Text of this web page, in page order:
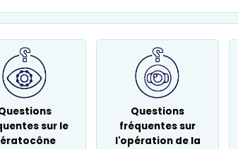
sur le
Questions
fréquentes sur
l'opération de la